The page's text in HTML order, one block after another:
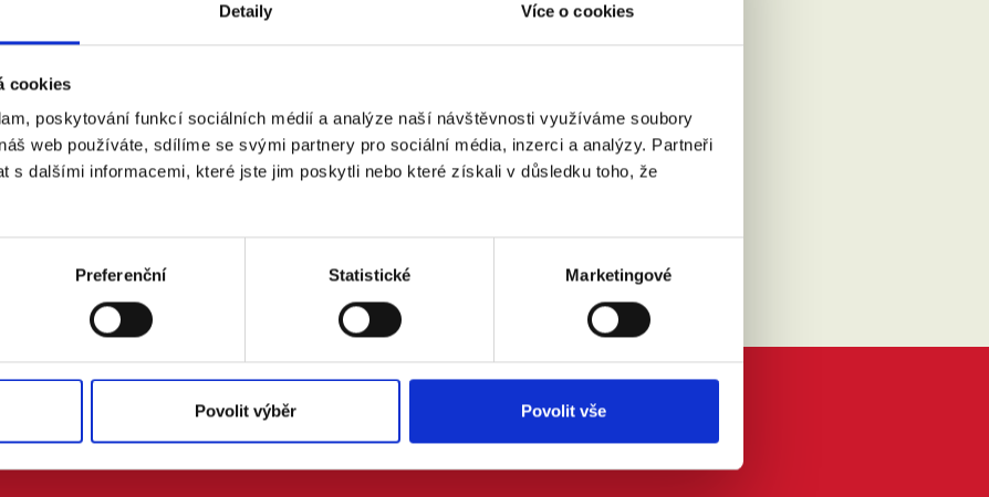
Detaily Více o cookies
cookies
poskytování funkcí sociálních médií a analýze naší návštěvnosti využíváme soubory
web používáte, sdílíme se svými partnery pro sociální média, inzerci a analýzy. Partneři
s dalšími informacemi, které jste jim poskytli nebo které získali v důsledku toho, že
Preferenční Statistické Marketingové
Povolit výběr Povolit vše
se zpracováním osobních údajů podle zákona č. 101/2000 Sb.Přečíst